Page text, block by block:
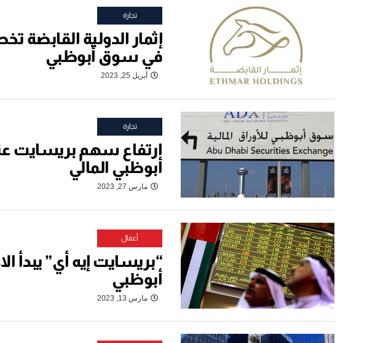
تجارة
إثمار الدولية
في سوق أبوظبي
أبريل 25, 2023
تجارة
ارتفاع سهم بريسايت
أبوظبي المالي
مارس 27, 2023
أعمال
“بريسايت إيه أي” يبدأ
أبوظبي
مارس 13, 2023